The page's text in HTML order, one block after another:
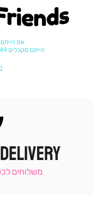
אם הייתם
הייתם מקבלים 3.49 נק' למימוש ממש עכשיו
משלוחים